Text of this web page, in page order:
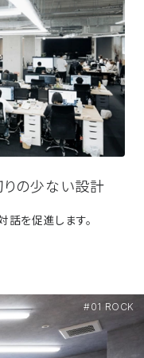
の少ない設計
を促進します。
#01 ROCK